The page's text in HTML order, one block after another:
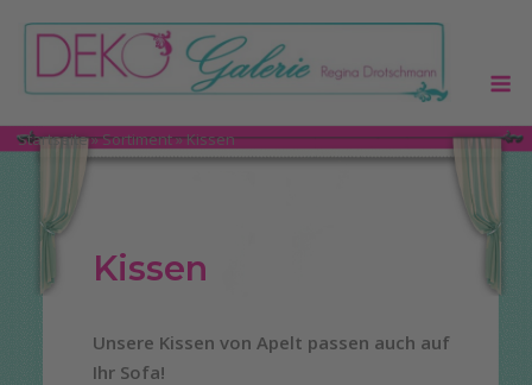
content
Startseite»Sortiment»Kissen
Kissen
Unsere Kissen von Apelt passen auch auf
Ihr Sofa!